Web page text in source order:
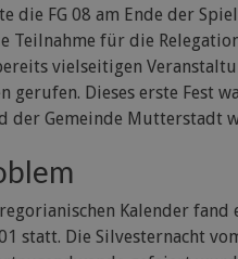
FG 08 am Ende der
Teilnahme für die
vielseitigen
gerufen. Dieses erste Fest
der Gemeinde Mutterstadt
Kalender fand
statt. Die Silvesternacht